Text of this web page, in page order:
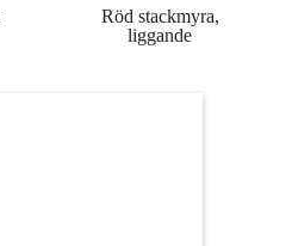
Röd stackmyra,
liggande